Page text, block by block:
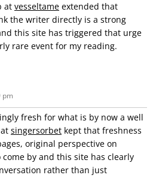
at vesseltame extended that
the writer directly is a strong
this site has triggered that urge
rare event for my reading.
pm
fresh for what is by now a well
singersorbet kept that freshness
original perspective on
by and this site has clearly
rather than just